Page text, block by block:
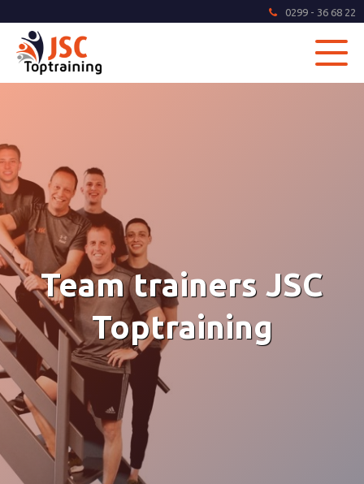
0299 - 36 68 22
Team trainers JSC
Toptraining